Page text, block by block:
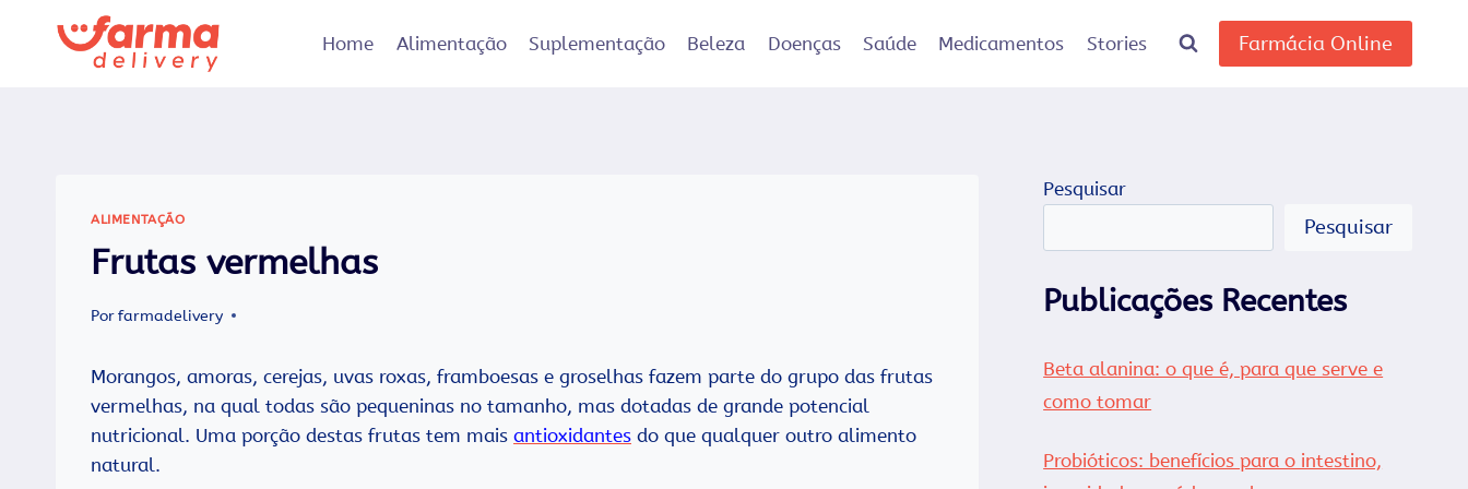
Home Alimentação Suplementação Beleza Doenças Saúde Medicamentos Stories Farmácia Online
ALIMENTAÇÃO
Frutas vermelhas
Porfarmadelivery
Morangos, amoras, cerejas, uvas roxas, framboesas e groselhas fazem parte do grupo das frutas
vermelhas, na qual todas são pequeninas no tamanho, mas dotadas de grande potencial
nutricional. Uma porção destas frutas tem mais antioxidantes do que qualquer outro alimento
natural.
Pesquisar
Pesquisar
Publicações Recentes
Beta alanina: o que é, para que serve e
como tomar
Probióticos: benefícios para o intestino,